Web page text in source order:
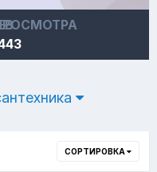
СОРТИРОВКА